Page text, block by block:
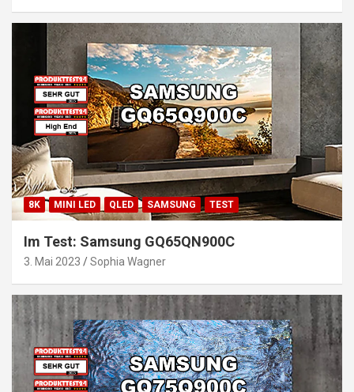
8K MINI LED QLED SAMSUNG TEST
Im Test: Samsung GQ65QN900C
3. Mai 2023 Sophia Wagner